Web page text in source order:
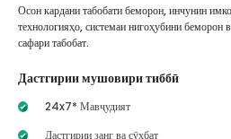
Осон кардани табобати беморон, инчунин
технологияҳо, системаи нигоҳубини
сафари табобат.
Дастгирии мушовири тиббӣ
24x7* Мавҷудият
Дастгирии занг ва сӯҳбат